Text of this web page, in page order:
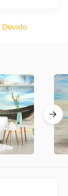
Dovido